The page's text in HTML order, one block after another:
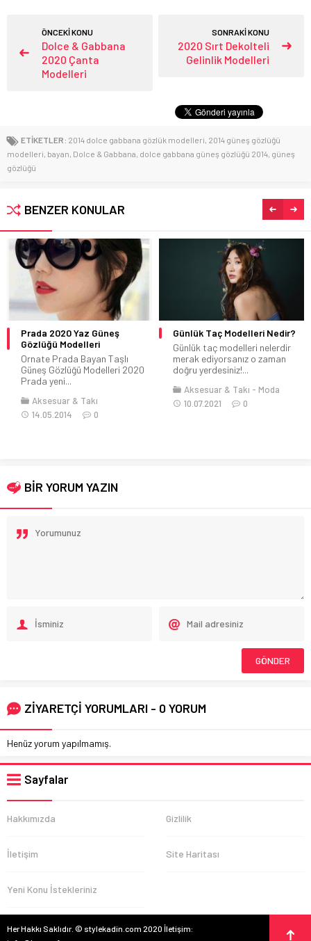
ÖNCEKİ KONU
Dolce & Gabbana
2020 Çanta
Modelleri
SONRAKİ KONU
2020 Sırt Dekolteli
Gelinlik Modelleri
ETİKETLER: 2014 dolce gabbana gözlük modelleri, 2014 güneş gözlüğü
modelleri, bayan, Dolce & Gabbana, dolce gabbana güneş gözlüğü 2014, güneş
gözlüğü
BENZER KONULAR
2020 Yaz Güneş
Modelleri
Prada Bayan Taşlı
Gözlüğü Modelleri 2020
yeni...
& Takı
0
Günlük Taç Modelleri Nedir?
Günlük taç modelleri nelerdir
merak ediyorsanız o zaman
doğru yerdesiniz!...
Aksesuar & Takı
Moda
10.07.2021
0
BİR YORUM YAZIN
ZİYARETÇİ YORUMLARI - 0 YORUM
Henüz yorum yapılmamış.
Sayfalar
Hakkımızda Gizlilik
İletişim Site Haritası
Yeni Konu İstekleriniz
Her Hakkı Saklıdır. © stylekadin.com 2020 İletişim: